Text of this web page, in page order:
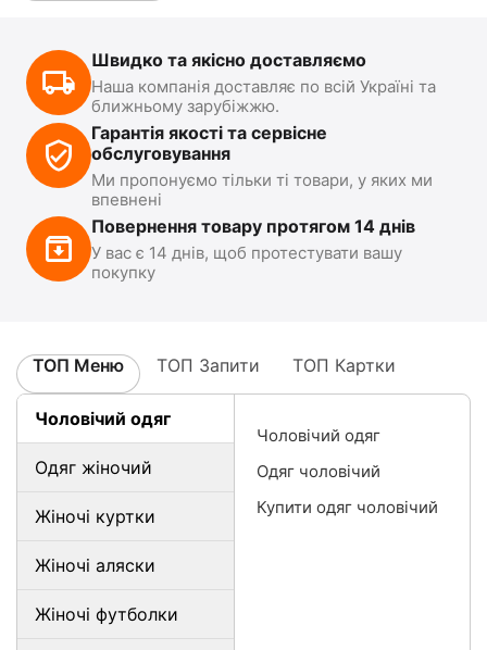
Швидко та якісно доставляємо
Наша компанія доставляє по всій Україні та
ближньому зарубіжжю.
Гарантія якості та сервісне
обслуговування
Ми пропонуємо тільки ті товари, у яких ми
впевнені
Повернення товару протягом 14 днів
У вас є 14 днів, щоб протестувати вашу
покупку
ТОП Меню ТОП Запити ТОП Картки
Чоловічий одяг
Одяг жіночий
Жіночі куртки
Жіночі аляски
Жіночі футболки
Чоловічий одяг
Одяг чоловічий
Купити одяг чоловічий